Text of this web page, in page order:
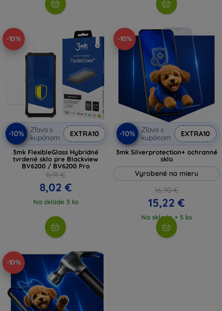
-10%
-10%
Zľava s
kupónom
EXTRA10
3mk FlexibleGlass Hybridné
tvrdené sklo pre Blackview
BV6200 / BV6200 Pro
8,91 €
8,02 €
Na sklade 3 ks
-10%
-10%
Zľava s
kupónom
EXTRA10
3mk Silverprotection+ ochranné
sklo
Vyrobené na mieru
16,90 €
15,22 €
Na sklade > 5 ks
-10%